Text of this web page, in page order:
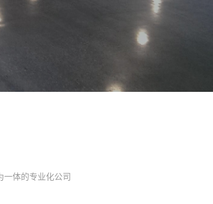
一体的专业化公司